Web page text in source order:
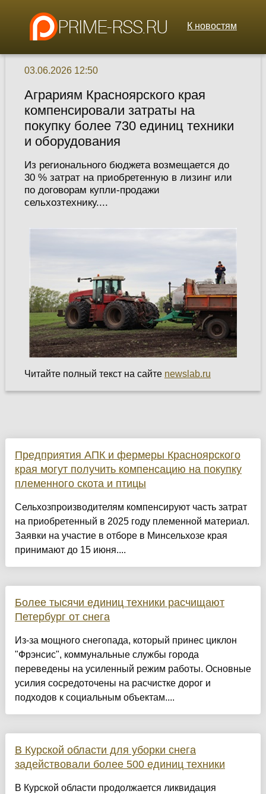
К новостям
03.06.2026 12:50
Аграриям Красноярского края
компенсировали затраты на
покупку более 730 единиц техники
и оборудования
Из регионального бюджета возмещается до
30 % затрат на приобретенную в лизинг или
по договорам купли-продажи
сельхозтехнику....
Читайте полный текст на сайте newslab.ru
Предприятия АПК и фермеры Красноярского
края могут получить компенсацию на покупку
племенного скота и птицы
Сельхозпроизводителям компенсируют часть затрат
на приобретенный в 2025 году племенной материал.
Заявки на участие в отборе в Минсельхозе края
принимают до 15 июня....
Более тысячи единиц техники расчищают
Петербург от снега
Из-за мощного снегопада, который принес циклон
"Фрэнсис", коммунальные службы города
переведены на усиленный режим работы. Основные
усилия сосредоточены на расчистке дорог и
подходов к социальным объектам....
В Курской области для уборки снега
задействовали более 500 единиц техники
В Курской области продолжается ликвидация